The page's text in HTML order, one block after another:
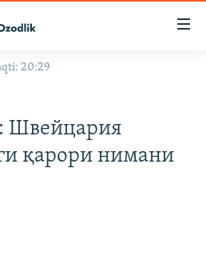
20:29
Швейцария
қарори нимани